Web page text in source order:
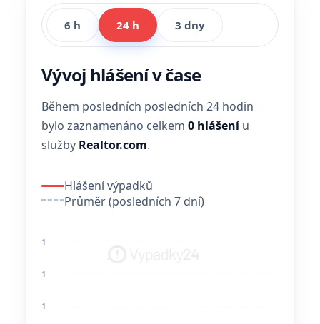
6 h 24 h 3 dny
Vývoj hlášení v čase
Během posledních posledních 24 hodin
bylo zaznamenáno celkem 0 hlášeníu
služby Realtor.com.
Hlášení výpadků
Průměr (posledních 7 dní)
1
1
1